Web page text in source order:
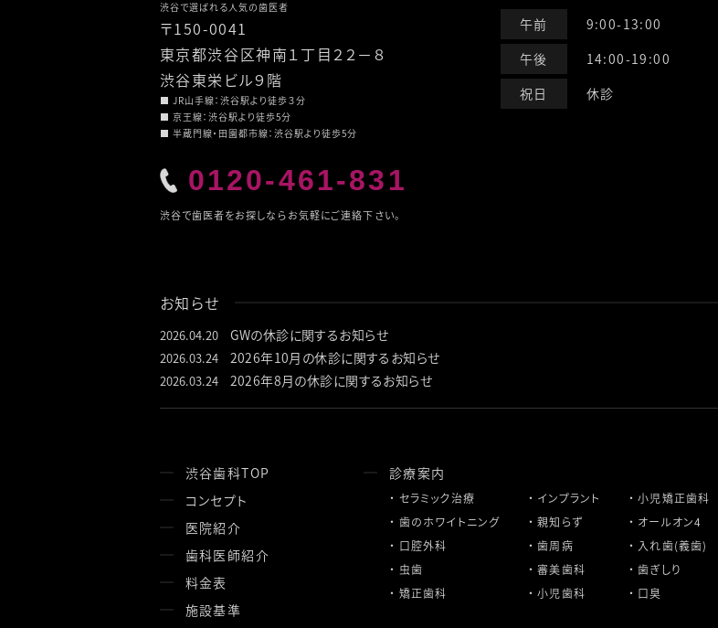
渋谷で選ばれる人気の歯医者
〒150-0041
東京都渋谷区神南１丁目２２－８
渋谷東栄ビル９階
■ JR山手線：渋谷駅より徒歩３分
■ 京王線：渋谷駅より徒歩5分
■ 半蔵門線・田園都市線：渋谷駅より徒歩5分
0120-461-831
渋谷で歯医者をお探しならお気軽にご連絡下さい。
午前
9:00-13:00
午後
14:00-19:00
祝日
休診
お知らせ
2026.04.20 GWの休診に関するお知らせ
2026.03.24 2026年10月の休診に関するお知らせ
2026.03.24 2026年8月の休診に関するお知らせ
渋谷歯科TOP
コンセプト
医院紹介
歯科医師紹介
料金表
施設基準
診療案内
セラミック治療
歯のホワイトニング
口腔外科
虫歯
矯正歯科
インプラント
親知らず
歯周病
審美歯科
小児歯科
小児矯正歯科
オールオン4
入れ歯(義歯)
歯ぎしり
口臭